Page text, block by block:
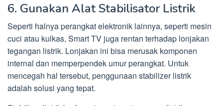
6. Gunakan Alat Stabilisator Listrik
Seperti halnya perangkat elektronik lainnya, seperti mesin
cuci atau kulkas, Smart TV juga rentan terhadap lonjakan
tegangan listrik. Lonjakan ini bisa merusak komponen
internal dan memperpendek umur perangkat. Untuk
mencegah hal tersebut, penggunaan stabilizer listrik
adalah solusi yang tepat.